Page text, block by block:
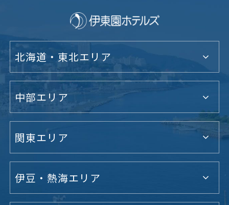
北海道・東北エリア
中部エリア
関東エリア
伊豆・熱海エリア